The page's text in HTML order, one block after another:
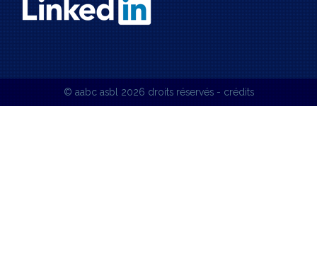
© aabc asbl 2026 droits réservés - crédits